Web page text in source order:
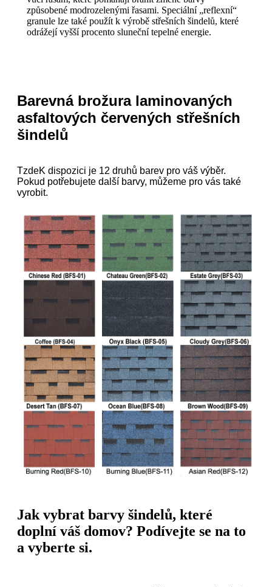
způsobené modrozelenými řasami. Speciální „reflexní“
granule lze také použít k výrobě střešních šindelů, které
odrážejí vyšší procento sluneční tepelné energie.
Barevná brožura laminovaných
asfaltových červených střešních
šindelů
TzdeK dispozici je 12 druhů barev pro váš výběr.
Pokud potřebujete další barvy, můžeme pro vás také
vyrobit.
Jak vybrat barvy šindelů, které
doplní váš domov? Podívejte se na to
a vyberte si.